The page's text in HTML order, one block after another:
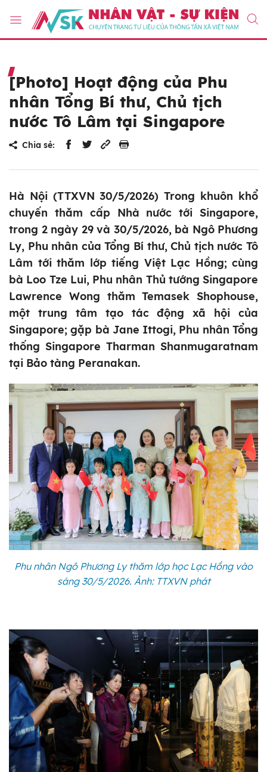
[Photo] Hoạt động của Phu
nhân Tổng Bí thư, Chủ tịch
nước Tô Lâm tại Singapore
Chia sẻ:
Hà Nội (TTXVN 30/5/2026) Trong khuôn khổ
chuyến thăm cấp Nhà nước tới Singapore,
trong 2 ngày 29 và 30/5/2026, bà Ngô Phương
Ly, Phu nhân của Tổng Bí thư, Chủ tịch nước Tô
Lâm tới thăm lớp tiếng Việt Lạc Hồng; cùng
bà Loo Tze Lui, Phu nhân Thủ tướng Singapore
Lawrence Wong thăm Temasek Shophouse,
một trung tâm tạo tác động xã hội của
Singapore; gặp bà Jane Ittogi, Phu nhân Tổng
thống Singapore Tharman Shanmugaratnam
tại Bảo tàng Peranakan.
Phu nhân Ngô Phương Ly thăm lớp học Lạc Hồng vào
sáng 30/5/2026. Ảnh: TTXVN phát